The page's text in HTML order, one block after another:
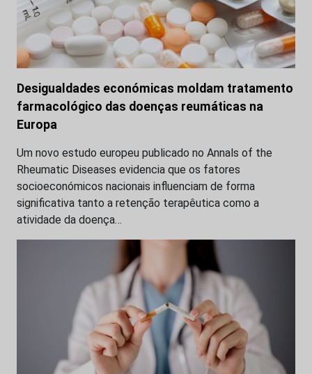
Desigualdades económicas moldam tratamento
farmacológico das doenças reumáticas na
Europa
Um novo estudo europeu publicado no Annals of the
Rheumatic Diseases evidencia que os fatores
socioeconómicos nacionais influenciam de forma
significativa tanto a retenção terapêutica como a
atividade da doença…